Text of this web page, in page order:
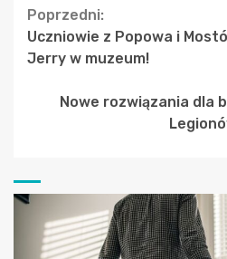
Continue
Reading
Poprzedni:
Uczniowie z Popowa i
Jerry w muzeum!
Nowe rozwiązania dla